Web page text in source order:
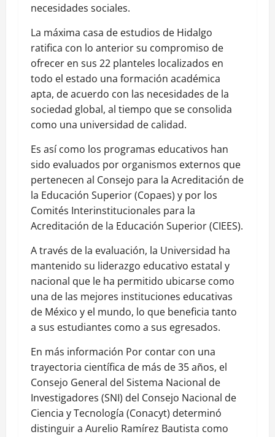
necesidades sociales.
La máxima casa de estudios de Hidalgo
ratifica con lo anterior su compromiso de
ofrecer en sus 22 planteles localizados en
todo el estado una formación académica
apta, de acuerdo con las necesidades de la
sociedad global, al tiempo que se consolida
como una universidad de calidad.
Es así como los programas educativos han
sido evaluados por organismos externos que
pertenecen al Consejo para la Acreditación de
la Educación Superior (Copaes) y por los
Comités Interinstitucionales para la
Acreditación de la Educación Superior (CIEES).
A través de la evaluación, la Universidad ha
mantenido su liderazgo educativo estatal y
nacional que le ha permitido ubicarse como
una de las mejores instituciones educativas
de México y el mundo, lo que beneficia tanto
a sus estudiantes como a sus egresados.
En más información Por contar con una
trayectoria científica de más de 35 años, el
Consejo General del Sistema Nacional de
Investigadores (SNI) del Consejo Nacional de
Ciencia y Tecnología (Conacyt) determinó
distinguir a Aurelio Ramírez Bautista como